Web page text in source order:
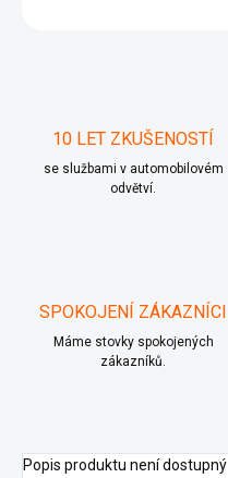
10 LET ZKUŠENOSTÍ
se službami v automobilovém
odvětví.
SPOKOJENÍ ZÁKAZNÍCI
Máme stovky spokojených
zákazníků.
Popis produktu není dostupný